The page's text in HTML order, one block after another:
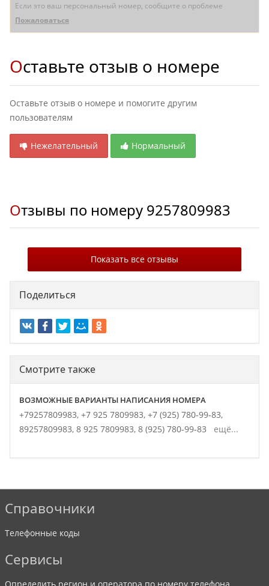
Если это ваш персональный номер, сообщите о проблеме
Пожаловаться
Оставьте отзыв о номере
Оставьте отзыв о номере и помогите другим
пользователям
Нежелательный Нормальный
Отзывы по номеру 9257809983
Показать все отзывы
Поделиться
Смотрите также
ВОЗМОЖНЫЕ ВАРИАНТЫ НАПИСАНИЯ НОМЕРА
+79257809983, +7 925 7809983, +7 (925) 780-99-83,
89257809983, 8 925 7809983, 8 (925) 780-99-83 ещё...
Справочники
Телефонные коды
Сервисы